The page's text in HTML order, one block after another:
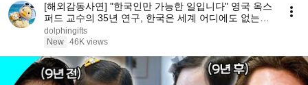
[해외감동사연] "한국인만 가능한 일입니다" 영국 옥스
퍼드 교수의 35년 연구, 한국은 세계 어디에도 없는
DNA를 가진 민족이다
dolphingifts
New 46K views